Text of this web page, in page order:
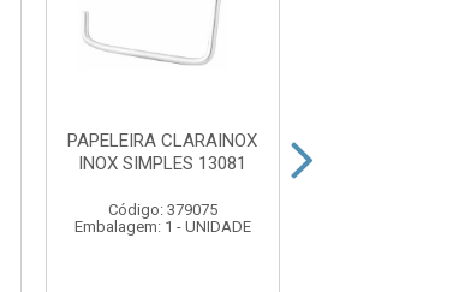
PAPELEIRA CLARAINOX
INOX SIMPLES 13081
Código: 379075
Embalagem: 1 - UNIDADE